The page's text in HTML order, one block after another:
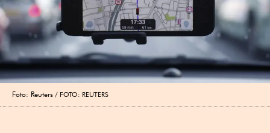
Foto: Reuters FOTO: REUTERS